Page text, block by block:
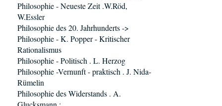
Philosophie - Neueste Zeit .W.Röd,
W.Essler
Philosophie des 20. Jahrhunderts ->
Philosophie - K. Popper - Kritischer
Rationalismus
Philosophie - Politisch . L. Herzog
Philosophie -Vernunft - praktisch . J. Nida-
Rümelin
Philosophie des Widerstands . A.